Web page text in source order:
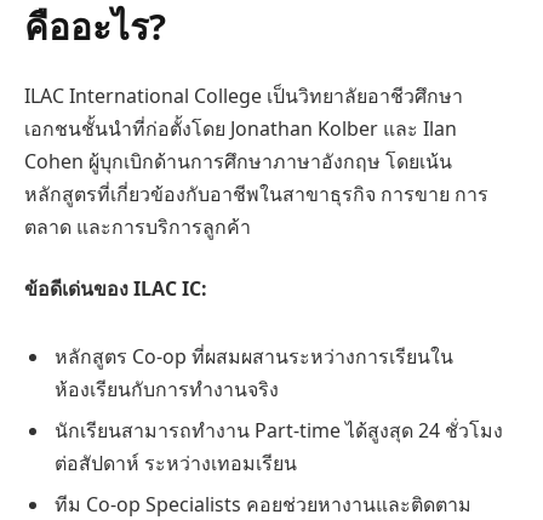
คืออะไร?
ILAC International College เป็นวิทยาลัยอาชีวศึกษา
เอกชนชั้นนำที่ก่อตั้งโดย Jonathan Kolber และ Ilan
Cohen ผู้บุกเบิกด้านการศึกษาภาษาอังกฤษ โดยเน้น
หลักสูตรที่เกี่ยวข้องกับอาชีพในสาขาธุรกิจ การขาย การ
ตลาด และการบริการลูกค้า
ข้อดีเด่นของ ILAC IC:
หลักสูตร Co-op ที่ผสมผสานระหว่างการเรียนใน
ห้องเรียนกับการทำงานจริง
นักเรียนสามารถทำงาน Part-time ได้สูงสุด 24 ชั่วโมง
ต่อสัปดาห์ ระหว่างเทอมเรียน
ทีม Co-op Specialists คอยช่วยหางานและติดตาม